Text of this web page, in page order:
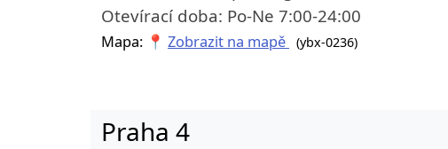
Otevírací doba: Po-Ne 7:00-24:00
Mapa: 📍 Zobrazit na mapě (ybx-0236)
Praha 4